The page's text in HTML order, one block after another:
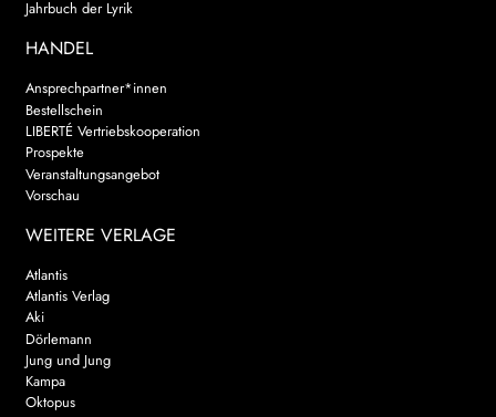
Jahrbuch der Lyrik
HANDEL
Ansprechpartner*innen
Bestellschein
LIBERTÉ Vertriebskooperation
Prospekte
Veranstaltungsangebot
Vorschau
WEITERE VERLAGE
Atlantis
Atlantis Verlag
Aki
Dörlemann
Jung und Jung
Kampa
Oktopus